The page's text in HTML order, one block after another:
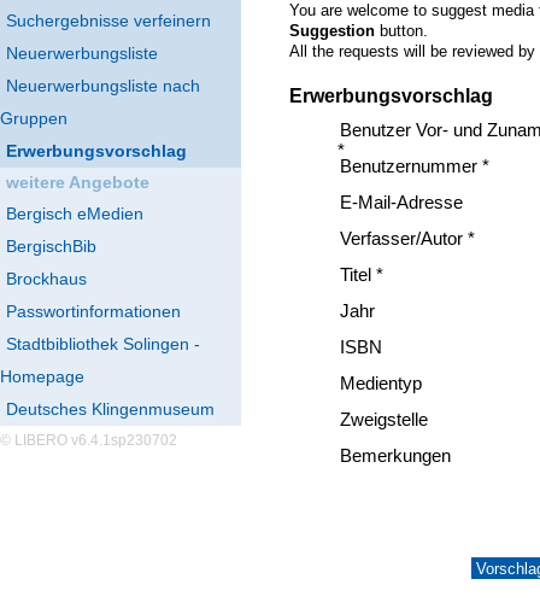
Suchergebnisse verfeinern
Neuerwerbungsliste
Neuerwerbungsliste nach
Gruppen
Erwerbungsvorschlag
weitere Angebote
Bergisch eMedien
BergischBib
Brockhaus
Passwortinformationen
Stadtbibliothek Solingen -
Homepage
Deutsches Klingenmuseum
© LIBERO v6.4.1sp230702
You are welcome to suggest
Suggestion button.
All the requests will be reviewed
Erwerbungsvorschlag
Benutzer Vor- und
*
Benutzernummer *
E-Mail-Adresse
Verfasser/Autor *
Titel *
Jahr
ISBN
Medientyp
Zweigstelle
Bemerkungen